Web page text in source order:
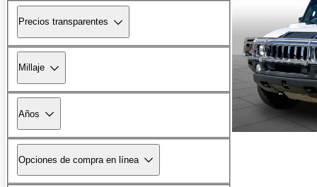
Precios transparentes
Millaje
Años
Opciones de compra en línea